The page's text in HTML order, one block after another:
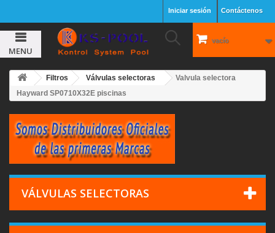
Contáctenos
Iniciar sesión
vacío
MENU
Filtros Válvulas selectoras
Valvula selectora
Hayward SP0710X32E piscinas
VÁLVULAS SELECTORAS